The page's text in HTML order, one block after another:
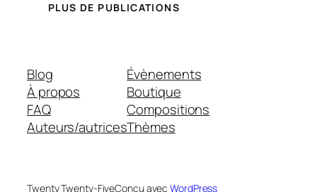
PLUS DE PUBLICATIONS
Blog
À propos
FAQ
Auteurs/autrices
Évènements
Boutique
Compositions
Thèmes
Twenty Twenty-FiveConçu avecWordPress